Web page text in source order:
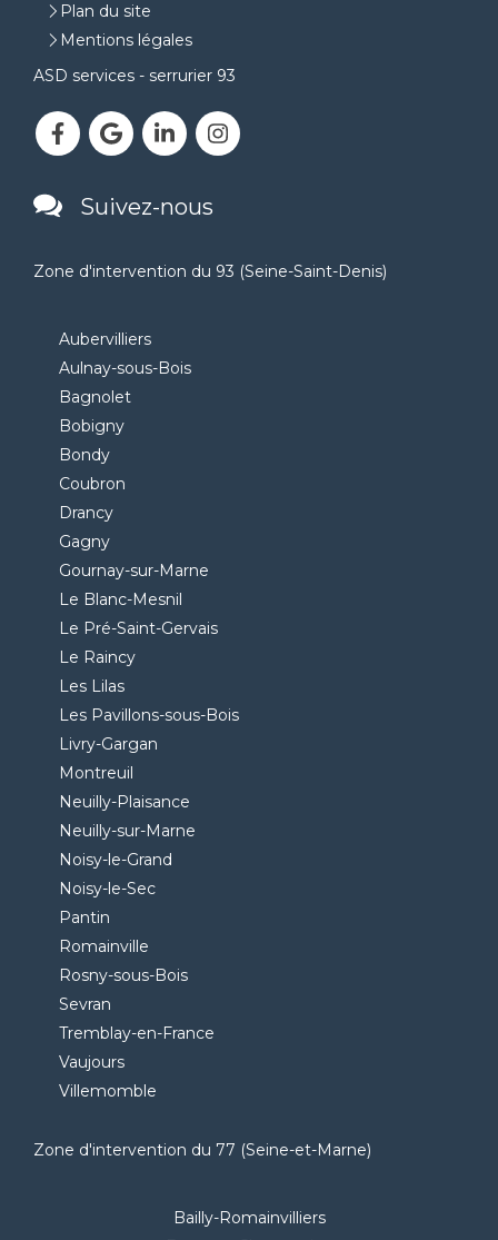
Plan du site
Mentions légales
ASD services - serrurier 93
Suivez-nous
Zone d'intervention du 93 (Seine-Saint-Denis)
Aubervilliers
Aulnay-sous-Bois
Bagnolet
Bobigny
Bondy
Coubron
Drancy
Gagny
Gournay-sur-Marne
Le Blanc-Mesnil
Le Pré-Saint-Gervais
Le Raincy
Les Lilas
Les Pavillons-sous-Bois
Livry-Gargan
Montreuil
Neuilly-Plaisance
Neuilly-sur-Marne
Noisy-le-Grand
Noisy-le-Sec
Pantin
Romainville
Rosny-sous-Bois
Sevran
Tremblay-en-France
Vaujours
Villemomble
Zone d'intervention du 77 (Seine-et-Marne)
Bailly-Romainvilliers